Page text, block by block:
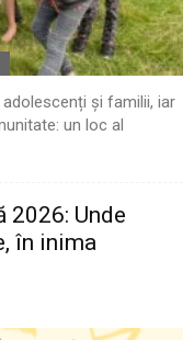
și familii, iar
un loc al
2026: Unde
în inima